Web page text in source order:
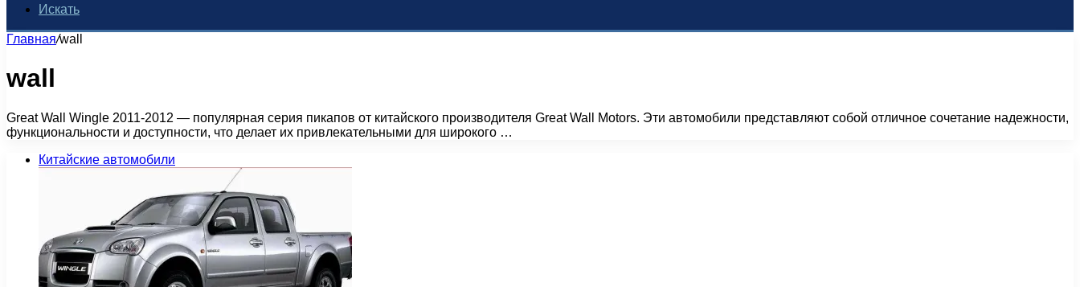
Искать
Главная/wall
wall
Great Wall Wingle 2011-2012 — популярная серия пикапов от китайского производителя Great Wall Motors. Эти автомобили представляют собой отличное сочетание надежности,
функциональности и доступности, что делает их привлекательными для широкого …
Китайские автомобили